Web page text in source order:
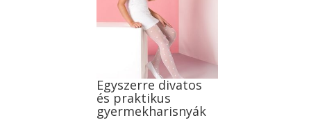
Egyszerre divatos
és praktikus
gyermekharisnyák